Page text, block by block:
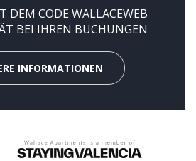
DEM CODE WALLACEWEB
BEI IHREN BUCHUNGEN
INFORMATIONEN